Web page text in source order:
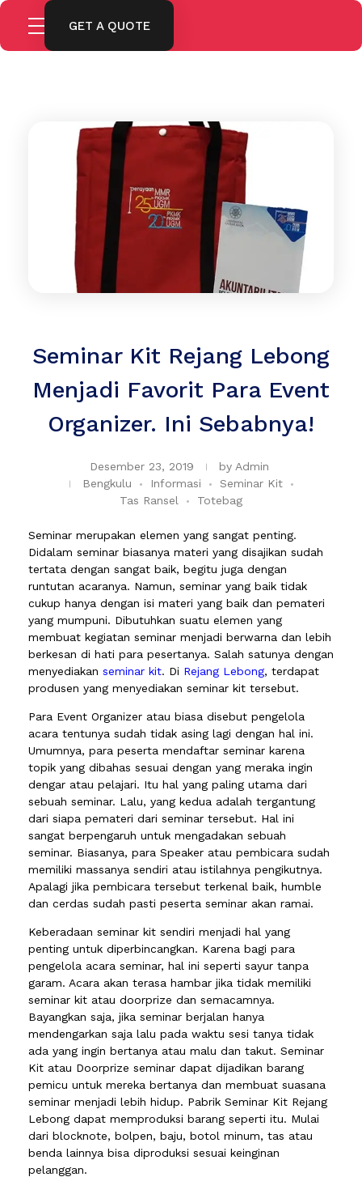
GET A QUOTE
Seminar Kit Rejang Lebong
Menjadi Favorit Para Event
Organizer. Ini Sebabnya!
Desember 23, 2019 by Admin
Bengkulu
Informasi
Seminar Kit
Tas Ransel
Totebag
Seminar merupakan elemen yang sangat penting.
Didalam seminar biasanya materi yang disajikan sudah
tertata dengan sangat baik, begitu juga dengan
runtutan acaranya. Namun, seminar yang baik tidak
cukup hanya dengan isi materi yang baik dan pemateri
yang mumpuni. Dibutuhkan suatu elemen yang
membuat kegiatan seminar menjadi berwarna dan lebih
berkesan di hati para pesertanya. Salah satunya dengan
menyediakan seminar kit. Di Rejang Lebong, terdapat
produsen yang menyediakan seminar kit tersebut.
Para Event Organizer atau biasa disebut pengelola
acara tentunya sudah tidak asing lagi dengan hal ini.
Umumnya, para peserta mendaftar seminar karena
topik yang dibahas sesuai dengan yang meraka ingin
dengar atau pelajari. Itu hal yang paling utama dari
sebuah seminar. Lalu, yang kedua adalah tergantung
dari siapa pemateri dari seminar tersebut. Hal ini
sangat berpengaruh untuk mengadakan sebuah
seminar. Biasanya, para Speaker atau pembicara sudah
memiliki massanya sendiri atau istilahnya pengikutnya.
Apalagi jika pembicara tersebut terkenal baik, humble
dan cerdas sudah pasti peserta seminar akan ramai.
Keberadaan seminar kit sendiri menjadi hal yang
penting untuk diperbincangkan. Karena bagi para
pengelola acara seminar, hal ini seperti sayur tanpa
garam. Acara akan terasa hambar jika tidak memiliki
seminar kit atau doorprize dan semacamnya.
Bayangkan saja, jika seminar berjalan hanya
mendengarkan saja lalu pada waktu sesi tanya tidak
ada yang ingin bertanya atau malu dan takut. Seminar
Kit atau Doorprize seminar dapat dijadikan barang
pemicu untuk mereka bertanya dan membuat suasana
seminar menjadi lebih hidup. Pabrik Seminar Kit Rejang
Lebong dapat memproduksi barang seperti itu. Mulai
dari blocknote, bolpen, baju, botol minum, tas atau
benda lainnya bisa diproduksi sesuai keinginan
pelanggan.